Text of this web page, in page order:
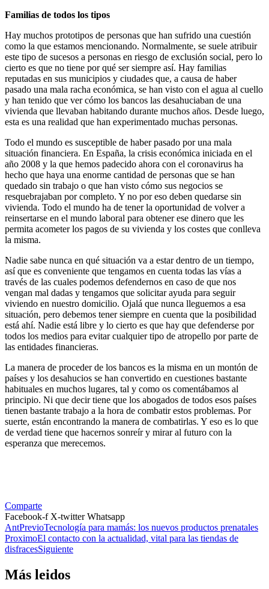
Familias de todos los tipos
Hay muchos prototipos de personas que han sufrido una cuestión
como la que estamos mencionando. Normalmente, se suele atribuir
este tipo de sucesos a personas en riesgo de exclusión social, pero lo
cierto es que no tiene por qué ser siempre así. Hay familias
reputadas en sus municipios y ciudades que, a causa de haber
pasado una mala racha económica, se han visto con el agua al cuello
y han tenido que ver cómo los bancos las desahuciaban de una
vivienda que llevaban habitando durante muchos años. Desde luego,
esta es una realidad que han experimentado muchas personas.
Todo el mundo es susceptible de haber pasado por una mala
situación financiera. En España, la crisis económica iniciada en el
año 2008 y la que hemos padecido ahora con el coronavirus ha
hecho que haya una enorme cantidad de personas que se han
quedado sin trabajo o que han visto cómo sus negocios se
resquebrajaban por completo. Y no por eso deben quedarse sin
vivienda. Todo el mundo ha de tener la oportunidad de volver a
reinsertarse en el mundo laboral para obtener ese dinero que les
permita acometer los pagos de su vivienda y los costes que conlleva
la misma.
Nadie sabe nunca en qué situación va a estar dentro de un tiempo,
así que es conveniente que tengamos en cuenta todas las vías a
través de las cuales podemos defendernos en caso de que nos
vengan mal dadas y tengamos que solicitar ayuda para seguir
viviendo en nuestro domicilio. Ojalá que nunca lleguemos a esa
situación, pero debemos tener siempre en cuenta que la posibilidad
está ahí. Nadie está libre y lo cierto es que hay que defenderse por
todos los medios para evitar cualquier tipo de atropello por parte de
las entidades financieras.
La manera de proceder de los bancos es la misma en un montón de
países y los desahucios se han convertido en cuestiones bastante
habituales en muchos lugares, tal y como os comentábamos al
principio. Ni que decir tiene que los abogados de todos esos países
tienen bastante trabajo a la hora de combatir estos problemas. Por
suerte, están encontrando la manera de combatirlas. Y eso es lo que
de verdad tiene que hacernos sonreír y mirar al futuro con la
esperanza que merecemos.
Comparte
Facebook-f X-twitter Whatsapp
AntPrevioTecnología para mamás: los nuevos productos prenatales
ProximoEl contacto con la actualidad, vital para las tiendas de
disfracesSiguiente
Más leidos